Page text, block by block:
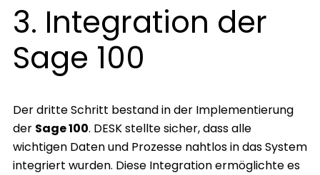
3. Integration der
Sage 100
Der dritte Schritt bestand in der Implementierung
der Sage 100. DESK stellte sicher, dass alle
wichtigen Daten und Prozesse nahtlos in das System
integriert wurden. Diese Integration ermöglichte es